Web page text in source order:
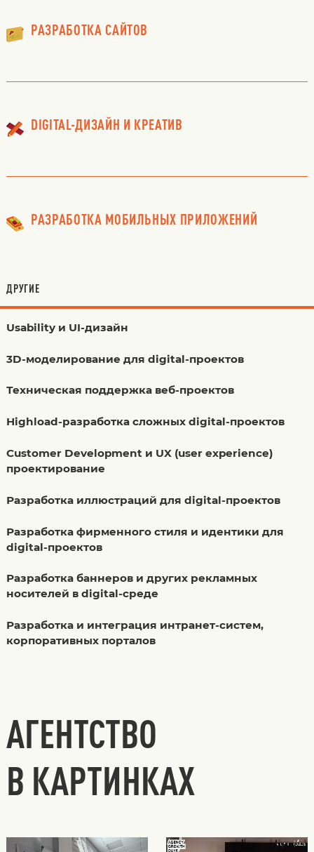
РАЗРАБОТКА САЙТОВ
DIGITAL-ДИЗАЙН И КРЕАТИВ
РАЗРАБОТКА МОБИЛЬНЫХ ПРИЛОЖЕНИЙ
ДРУГИЕ
Usability и UI-дизайн
3D-моделирование для digital-проектов
Техническая поддержка веб-проектов
Highload-разработка сложных digital-проектов
Customer Development и UX (user experience)
проектирование
Разработка иллюстраций для digital-проектов
Разработка фирменного стиля и идентики для
digital-проектов
Разработка баннеров и других рекламных
носителей в digital-среде
Разработка и интеграция интранет-систем,
корпоративных порталов
АГЕНТСТВО
В КАРТИНКАХ